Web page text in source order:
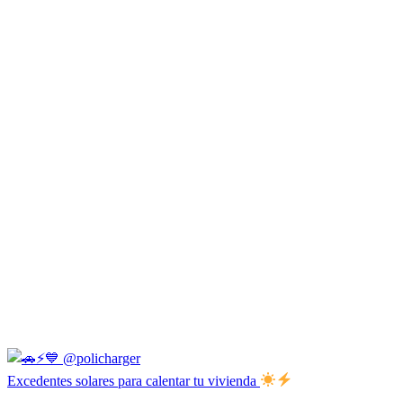
Excedentes solares para calentar tu vivienda